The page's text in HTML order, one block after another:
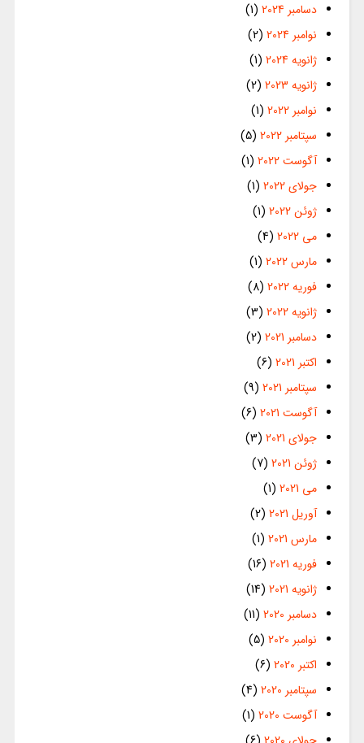
دسامبر 2024
(1)
نوامبر 2024
(2)
ژانویه 2024
(1)
ژانویه 2023
(2)
نوامبر 2022
(1)
سپتامبر 2022
(5)
آگوست 2022
(1)
جولای 2022
(1)
ژوئن 2022
(1)
می 2022
(4)
مارس 2022
(1)
فوریه 2022
(8)
ژانویه 2022
(3)
دسامبر 2021
(2)
اکتبر 2021
(6)
سپتامبر 2021
(9)
آگوست 2021
(6)
جولای 2021
(3)
ژوئن 2021
(7)
می 2021
(1)
آوریل 2021
(2)
مارس 2021
(1)
فوریه 2021
(16)
ژانویه 2021
(14)
دسامبر 2020
(11)
نوامبر 2020
(5)
اکتبر 2020
(6)
سپتامبر 2020
(4)
آگوست 2020
(1)